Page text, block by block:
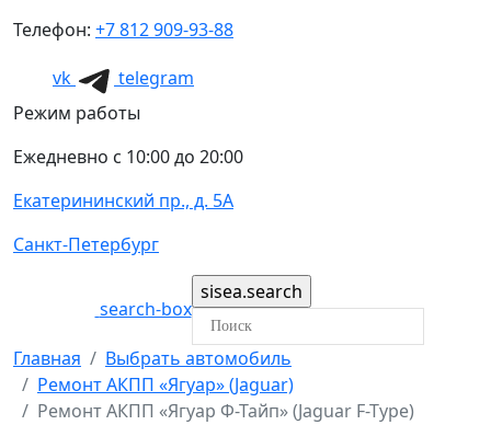
Телефон: +7 812 909-93-88
vk
telegram
Режим работы
Ежедневно с 10:00 до 20:00
Екатерининский пр., д. 5А
Санкт-Петербург
search-box
Главная
Выбрать автомобиль
Ремонт АКПП «Ягуар» (Jaguar)
Ремонт АКПП «Ягуар Ф-Тайп» (Jaguar F-Type)